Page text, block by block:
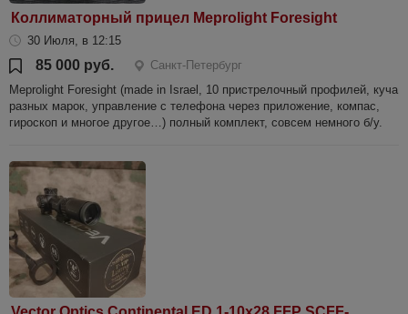
Коллиматорный прицел Meprolight Foresight
30 Июля, в 12:15
85 000 руб.
Санкт-Петербург
Meprolight Foresight (made in Israel, 10 пристрелочный профилей, куча
разных марок, управление с телефона через приложение, компас,
гироскоп и многое другое…) полный комплект, совсем немного б/у.